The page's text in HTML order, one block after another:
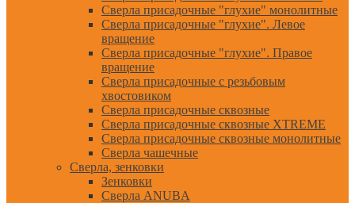
Сверла присадочные "глухие" монолитные
Сверла присадочные "глухие". Левое
вращение
Сверла присадочные "глухие". Правое
вращение
Сверла присадочные с резьбовым
хвостовиком
Сверла присадочные сквозные
Сверла присадочные сквозные XTREME
Сверла присадочные сквозные монолитные
Сверла чашечные
Сверла, зенковки
Зенковки
Сверла ANUBA